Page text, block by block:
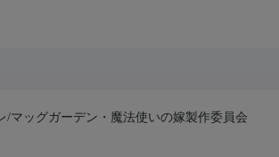
/マッグガーデン・魔法使いの嫁製作委員会